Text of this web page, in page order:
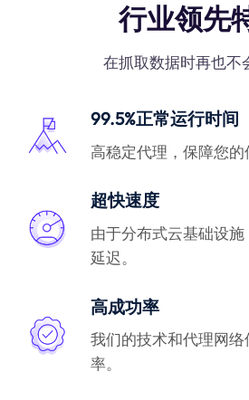
行业领先
在抓取数据时再也不
99.5%正常运行时间
高稳定代理，保障您的
超快速度
由于分布式云基础设
延迟。
高成功率
我们的技术和代理网
率。